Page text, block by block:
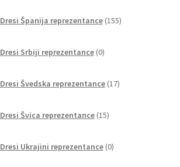
Dresi Španija reprezentance 155izdelkov
Dresi Srbiji reprezentance 0izdelkov
Dresi Švedska reprezentance 17izdelkov
Dresi Švica reprezentance 15izdelkov
Dresi Ukrajini reprezentance 0izdelkov